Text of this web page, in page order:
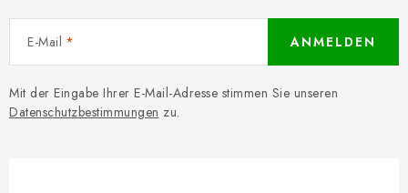
E-Mail
Mit der Eingabe Ihrer E-Mail-Adresse stimmen Sie unseren
Datenschutzbestimmungen zu.
ANMELDEN